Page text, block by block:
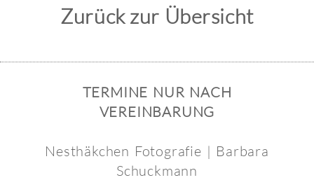
Zurück zur Übersicht
TERMINE NUR NACH
VEREINBARUNG
Nesthäkchen Fotografie | Barbara
Schuckmann